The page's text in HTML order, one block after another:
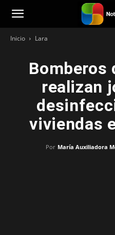
Noticias251
Inicio Lara
Bomberos
realizan
viviendas
Por María Auxiliadora